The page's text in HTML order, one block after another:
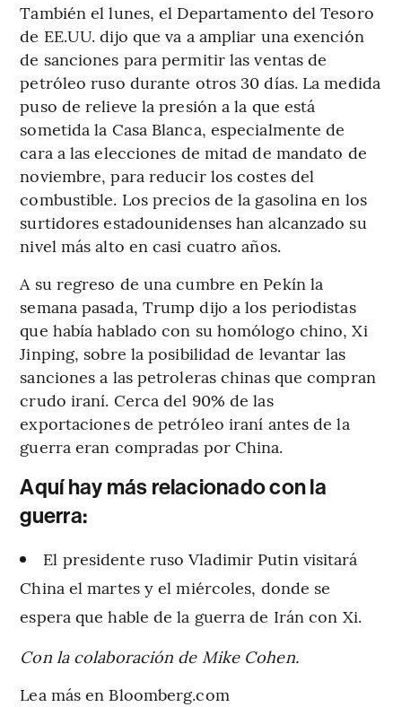
También el lunes, el Departamento del Tesoro
de EE.UU. dijo que va a ampliar una exención
de sanciones para permitir las ventas de
petróleo ruso durante otros 30 días. La medida
puso de relieve la presión a la que está
sometida la Casa Blanca, especialmente de
cara a las elecciones de mitad de mandato de
noviembre, para reducir los costes del
combustible. Los precios de la gasolina en los
surtidores estadounidenses han alcanzado su
nivel más alto en casi cuatro años.
A su regreso de una cumbre en Pekín la
semana pasada, Trump dijo a los periodistas
que había hablado con su homólogo chino, Xi
Jinping, sobre la posibilidad de levantar las
sanciones a las petroleras chinas que compran
crudo iraní. Cerca del 90% de las
exportaciones de petróleo iraní antes de la
guerra eran compradas por China.
Aquí hay más relacionado con la
guerra:
El presidente ruso Vladimir Putin visitará
China el martes y el miércoles, donde se
espera que hable de la guerra de Irán con Xi.
Con la colaboración de Mike Cohen.
Lea más en Bloomberg.com